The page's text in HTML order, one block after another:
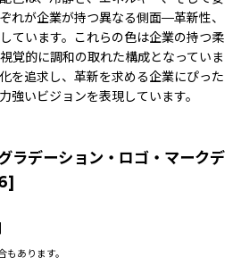
れが企業が持つ異なる側面—革新性、
ています。これらの色は企業の持つ柔
覚的に調和の取れた構成となっていま
を追求し、革新を求める企業にぴった
強いビジョンを表現しています。
ラデーション・ロゴ・マークデ
]
あります。